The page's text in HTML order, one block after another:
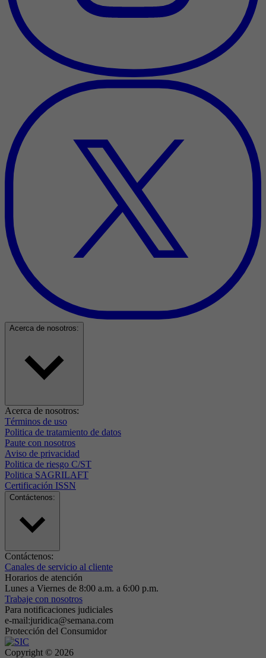
Acerca de nosotros:
Acerca de nosotros:
Términos de uso
Politica de tratamiento de datos
Paute con nosotros
Aviso de privacidad
Politica de riesgo C/ST
Politica SAGRILAFT
Certificación ISSN
Contáctenos:
Contáctenos:
Canales de servicio al cliente
Horarios de atención
Lunes a Viernes de 8:00 a.m. a 6:00 p.m.
Trabaje con nosotros
Para notificaciones judiciales
e-mail:juridica@semana.com
Protección del Consumidor
Copyright © 2026